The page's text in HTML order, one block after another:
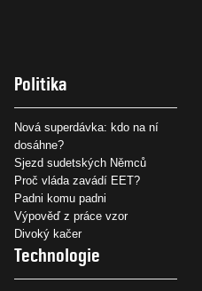
Politika
Nová superdávka: kdo na ní
dosáhne?
Sjezd sudetských Němců
Proč vláda zavádí EET?
Padni komu padni
Výpověď z práce vzor
Divoký kačer
Technologie